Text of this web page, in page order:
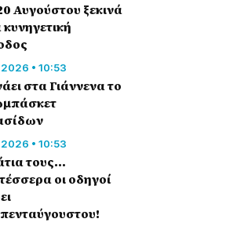
Αυγούστου ξεκινά
• 10:53
στα Γιάννενα το
• 10:53
τους…
οι οδηγοί